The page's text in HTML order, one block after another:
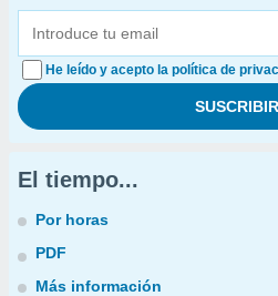
He leído y acepto la política de
El tiempo...
Por horas
PDF
Más información